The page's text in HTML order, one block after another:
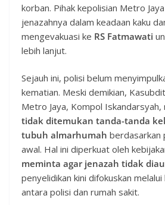
korban. Pihak kepolisian Metro
jenazahnya dalam keadaan kaku
mengevakuasi ke RS Fatmawati
lebih lanjut.
Sejauh ini, polisi belum
kematian. Meski demikian,
Metro Jaya, Kompol
tidak ditemukan tanda-tanda
tubuh almarhumah berdasarkan
awal. Hal ini diperkuat oleh
meminta agar jenazah tidak
penyelidikan kini difokuskan
antara polisi dan rumah sakit.